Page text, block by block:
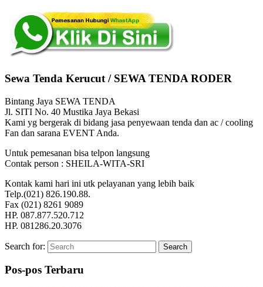
Sewa Tenda Kerucut / SEWA TENDA RODER
Bintang Jaya SEWA TENDA
Jl. SITI No. 40 Mustika Jaya Bekasi
Kami yg bergerak di bidang jasa penyewaan tenda dan ac / cooling
Fan dan sarana EVENT Anda.
Untuk pemesanan bisa telpon langsung
Contak person : SHEILA-WITA-SRI
Kontak kami hari ini utk pelayanan yang lebih baik
Telp.(021) 826.190.88.
Fax (021) 8261 9089
HP. 087.877.520.712
HP. 081286.20.3076
Search for: Search
Pos-pos Terbaru